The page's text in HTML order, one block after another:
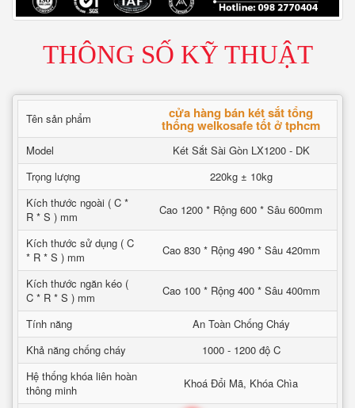
THÔNG SỐ KỸ THUẬT
Tên sản phẩm cửa hàng bán két sắt tổng
thống welkosafe tốt ở tphcm
Model
Két Sắt Sài Gòn LX1200 - DK
Trọng lượng
220kg ± 10kg
Kích thước ngoài ( C *
R * S ) mm
Cao 1200 * Rộng 600 * Sâu 600mm
Kích thước sử dụng ( C
* R * S ) mm
Cao 830 * Rộng 490 * Sâu 420mm
Kích thước ngăn kéo (
C * R * S ) mm
Cao 100 * Rộng 400 * Sâu 400mm
Tính năng
An Toàn Chống Cháy
Khả năng chống cháy
1000 - 1200 độ C
Hệ thống khóa liên hoàn
thông minh
Khoá Đổi Mã, Khóa Chìa